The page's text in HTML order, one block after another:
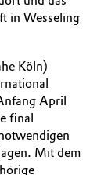
in Wesseling
Köln)
April
final
Mit dem